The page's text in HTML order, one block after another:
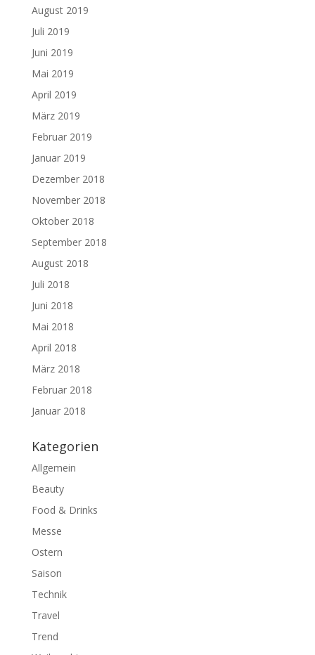
August 2019
Juli 2019
Juni 2019
Mai 2019
April 2019
März 2019
Februar 2019
Januar 2019
Dezember 2018
November 2018
Oktober 2018
September 2018
August 2018
Juli 2018
Juni 2018
Mai 2018
April 2018
März 2018
Februar 2018
Januar 2018
Kategorien
Allgemein
Beauty
Food & Drinks
Messe
Ostern
Saison
Technik
Travel
Trend